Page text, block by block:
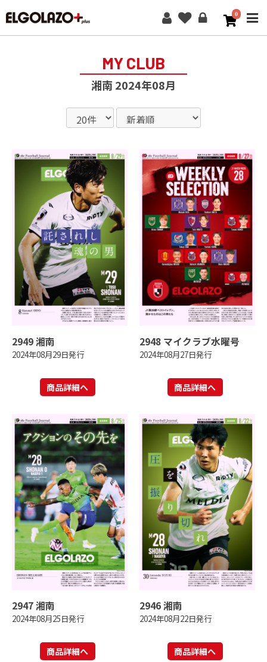
0
MY CLUB
湘南 2024年08月
2949 湘南
2024年08月29日発行
商品詳細へ
2948 マイクラブ水曜号
2024年08月27日発行
商品詳細へ
2947 湘南
2024年08月25日発行
商品詳細へ
2946 湘南
2024年08月22日発行
商品詳細へ